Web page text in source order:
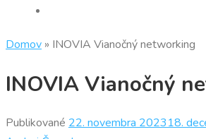
Domov » INOVIA Vianočný networking
INOVIA Vianočný
Publikované 22. novembra 202318.